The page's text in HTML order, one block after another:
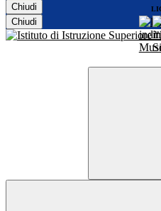
Chiudi
Chiudi